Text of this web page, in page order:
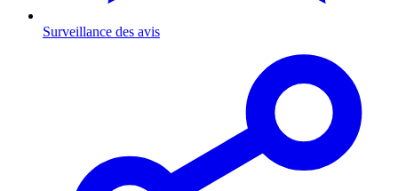
Surveillance des avis